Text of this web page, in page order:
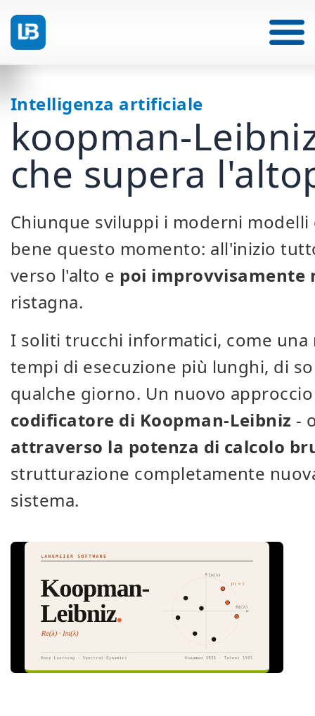
Intelligenza artificiale
koopman-
che supera
Chiunque sviluppi i moderni
bene questo momento: all'inizio
verso l'alto e poi improvvisamente
ristagna.
I soliti trucchi informatici, come
tempi di esecuzione più lunghi, di
qualche giorno. Un nuovo
codificatore di Koopman-Leibniz -
attraverso la potenza di calcolo
strutturazione completamente
sistema.